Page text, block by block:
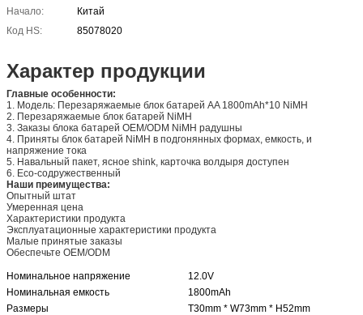
Начало:
Китай
Код HS:
85078020
Характер продукции
Главные особенности:
1. Модель: Перезаряжаемые блок батарей AA 1800mAh*10 NiMH
2. Перезаряжаемые блок батарей NiMH
3. Заказы блока батарей OEM/ODM NiMH радушны
4. Приняты блок батарей NiMH в подгонянных формах, емкость, и
напряжение тока
5. Навальный пакет, ясное shink, карточка волдыря доступен
6. Eco-содружественный
Наши преимущества:
Опытный штат
Умеренная цена
Характеристики продукта
Эксплуатационные характеристики продукта
Малые принятые заказы
Обеспечьте OEM/ODM
Номинальное напряжение
12.0V
Номинальная емкость
1800mAh
Размеры
T30mm * W73mm * H52mm